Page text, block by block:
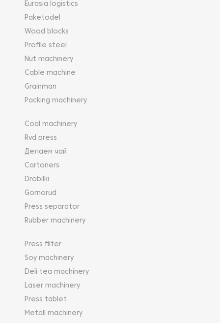
Eurasia logistics
Paketodel
Wood blocks
Profile steel
Nut machinery
Cable machine
Grainman
Packing machinery
Coal machinery
Rvd press
Делаем чай
Cartoners
Drobilki
Gornorud
Press separator
Rubber machinery
Press filter
Soy machinery
Deli tea machinery
Laser machinery
Press tablet
Metall machinery